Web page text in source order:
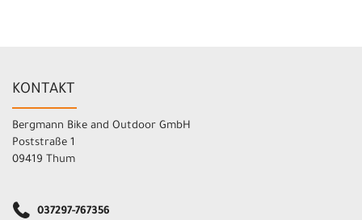
KONTAKT
Bergmann Bike and Outdoor GmbH
Poststraße 1
09419 Thum
037297-767356